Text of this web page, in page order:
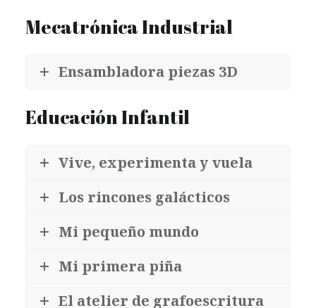
Mecatrónica Industrial
Ensambladora piezas 3D
Educación Infantil
Vive, experimenta y vuela
Los rincones galácticos
Mi pequeño mundo
Mi primera piña
El atelier de grafoescritura